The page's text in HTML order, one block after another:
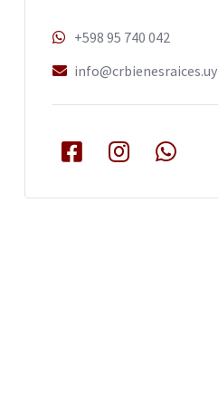
+598 95 740 042
info@crbienesraices.uy